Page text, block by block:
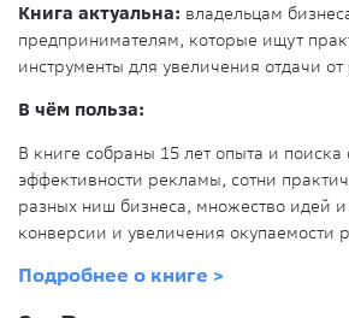
Книга актуальна: владельцам
предпринимателям, которые ищут
инструменты для увеличения отдачи
В чём польза:
В книге собраны 15 лет опыта и
эффективности рекламы, сотни
разных ниш бизнеса, множество идей и
конверсии и увеличения окупаемости
Подробнее о книге >